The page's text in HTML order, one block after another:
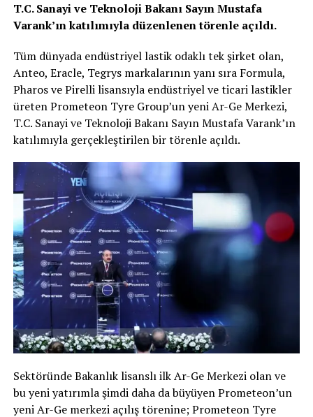
T.C. Sanayi ve Teknoloji Bakanı Sayın Mustafa
Varank’ın katılımıyla düzenlenen törenle açıldı.
Tüm dünyada endüstriyel lastik odaklı tek şirket olan,
Anteo, Eracle, Tegrys markalarının yanı sıra Formula,
Pharos ve Pirelli lisansıyla endüstriyel ve ticari lastikler
üreten Prometeon Tyre Group’un yeni Ar-Ge Merkezi,
T.C. Sanayi ve Teknoloji Bakanı Sayın Mustafa Varank’ın
katılımıyla gerçekleştirilen bir törenle açıldı.
Sektöründe Bakanlık lisanslı ilk Ar-Ge Merkezi olan ve
bu yeni yatırımla şimdi daha da büyüyen Prometeon’un
yeni Ar-Ge merkezi açılış törenine; Prometeon Tyre